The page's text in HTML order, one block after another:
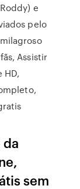
e
pelo
Assistir
HD,
sem